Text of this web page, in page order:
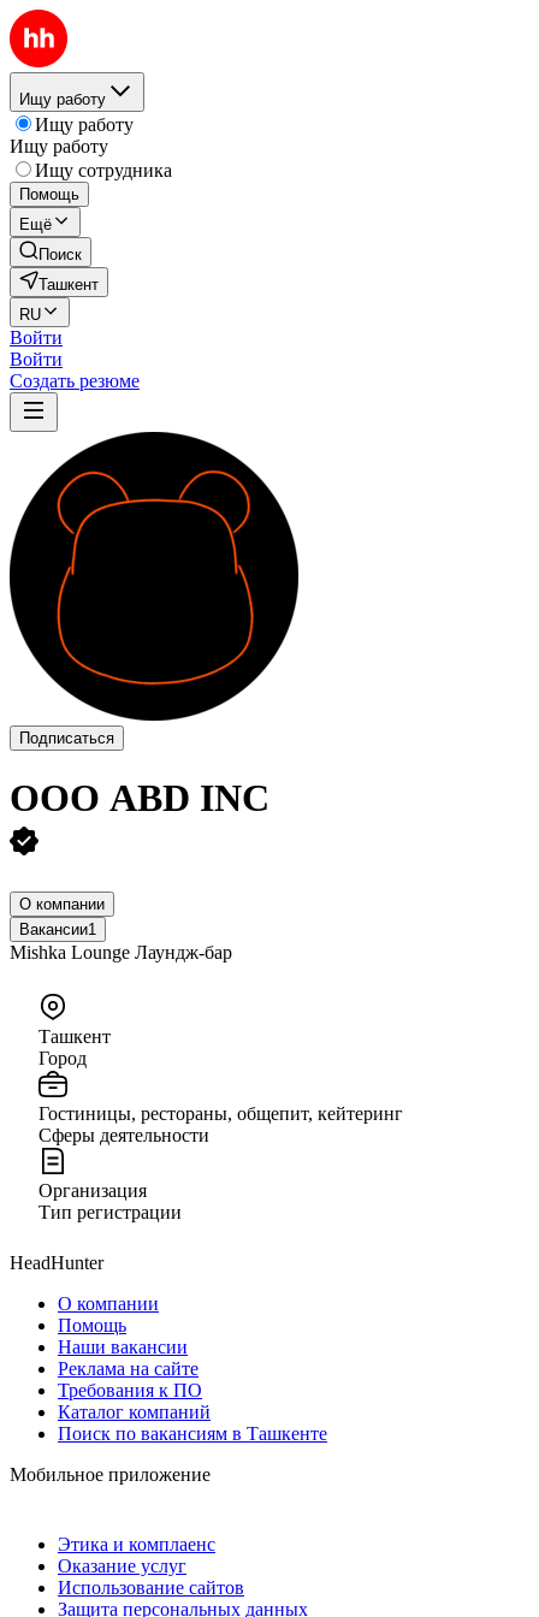
Ищу работу
Ищу работу
Ищу работу
Ищу сотрудника
Помощь
Ещё
Поиск
Ташкент
RU
Войти
Войти
Создать резюме
Подписаться
ООО ABD INC
О компании
Вакансии1
Mishka Lounge Лаундж-бар
Ташкент
Город
Гостиницы, рестораны, общепит, кейтеринг
Сферы деятельности
Организация
Тип регистрации
HeadHunter
О компании
Помощь
Наши вакансии
Реклама на сайте
Требования к ПО
Каталог компаний
Поиск по вакансиям в Ташкенте
Мобильное приложение
Этика и комплаенс
Оказание услуг
Использование сайтов
Защита персональных данных